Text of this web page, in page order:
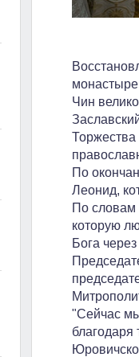
Чин
По
Леонид,
По словам
которую
Бога
"Сейчас